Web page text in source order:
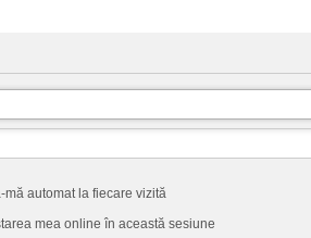
mă automat la fiecare vizită
mea online în această sesiune